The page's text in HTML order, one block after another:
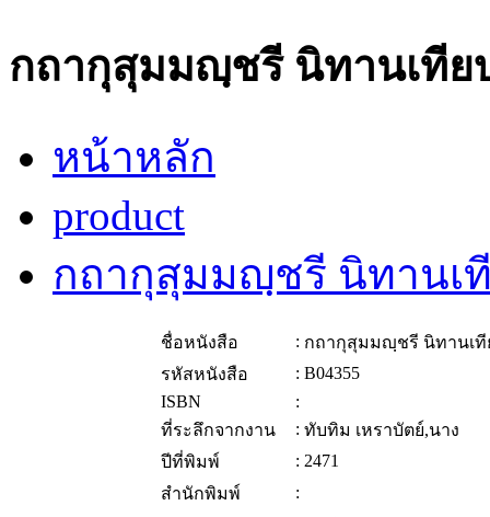
กถากุสุมมญฺชรี นิทานเที
หน้าหลัก
product
กถากุสุมมญฺชรี นิทานเ
ชื่อหนังสือ : กถากุสุมมญฺชรี นิทานเ
รหัสหนังสือ
: B04355
ISBN
:
ที่ระลึกจากงาน
: ทับทิม เหราบัตย์,นาง
ปีที่พิมพ์
: 2471
สำนักพิมพ์
: